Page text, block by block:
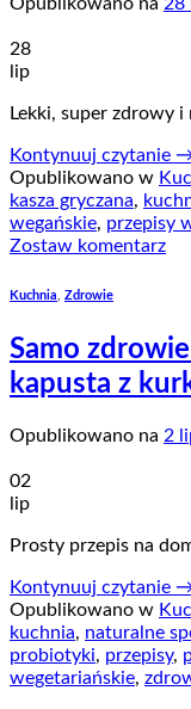
28
lip
Lekki, super zdrowy
Kontynuuj czytanie
Opublikowano w
kasza gryczana,
wegańskie, przepisy
Zostaw komentarz
Kuchnia Zdrowie
Samo
kapusta z
Opublikowano na 2
02
lip
Prosty przepis na
Kontynuuj czytanie
Opublikowano w
kuchnia, naturalne
probiotyki, przepisy,
wegetariańskie,